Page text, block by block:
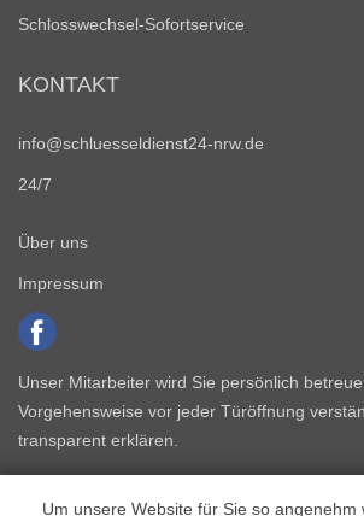
Um unsere Website für Sie so angenehm
Schlosswechsel-Sofortservice
KONTAKT
info@schluesseldienst24-nrw.de
24/7
Über uns
Impressum
Unser Mitarbeiter wird Sie persönlich
Vorgehensweise vor jeder Türöffnung
transparent erklären.